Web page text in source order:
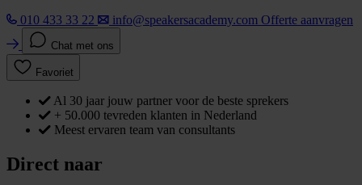
010 433 33 22
info@speakersacademy.com Offerte aanvragen
Chat met ons
Favoriet
Al 30 jaar jouw partner voor de beste sprekers
+ 50.000 tevreden klanten in Nederland
Meest ervaren team van consultants
Direct naar